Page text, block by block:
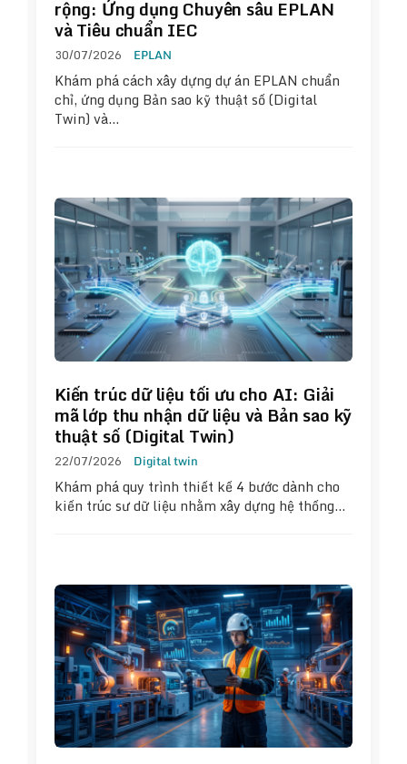
rộng: Ứng dụng Chuyên sâu EPLAN
và Tiêu chuẩn IEC
30/07/2026 EPLAN
Khám phá cách xây dựng dự án EPLAN chuẩn
chỉ, ứng dụng Bản sao kỹ thuật số (Digital
Twin) và…
Kiến trúc dữ liệu tối ưu cho AI: Giải
mã lớp thu nhận dữ liệu và Bản sao kỹ
thuật số (Digital Twin)
22/07/2026 Digital twin
Khám phá quy trình thiết kế 4 bước dành cho
kiến trúc sư dữ liệu nhằm xây dựng hệ thống…